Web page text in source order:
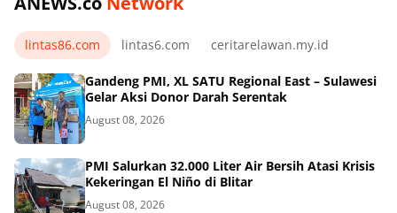
lintas86.com lintas6.com ceritarelawan.my.id
Gandeng PMI, XL SATU Regional East – Sulawesi
Gelar Aksi Donor Darah Serentak
August 08, 2026
PMI Salurkan 32.000 Liter Air Bersih Atasi Krisis
Kekeringan El Niño di Blitar
August 08, 2026